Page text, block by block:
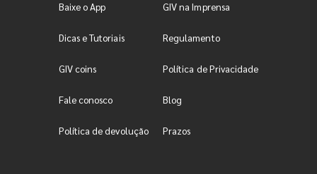
Baixe o App GIV na Imprensa
Dicas e Tutoriais Regulamento
GIV coins Política de Privacidade
Fale conosco Blog
Política de devolução Prazos